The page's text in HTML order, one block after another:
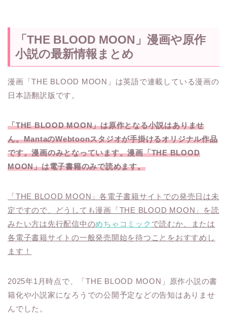
「THE BLOOD MOON」漫画や原作
小説の最新情報まとめ
漫画「THE BLOOD MOON」は英語で連載している漫画の
日本語翻訳版です。
「THE BLOOD MOON」は原作となる小説はありませ
ん。MantaのWebtoonスタジオが手掛けるオリジナル作品
です。漫画のみとなっています。漫画「THE BLOOD
MOON」は電子書籍のみで読めます。
「THE BLOOD MOON」各電子書籍サイトでの発売日は未
定ですので、どうしても漫画「THE BLOOD MOON」を読
みたい方は先行配信中のめちゃコミック で読むか、または
各電子書籍サイトの一般発売開始を待つことをおすすめし
ます！
2025年1月時点で、「THE BLOOD MOON」原作小説の書
籍化や小説家になろうでの公開予定などの告知はありませ
んでした。